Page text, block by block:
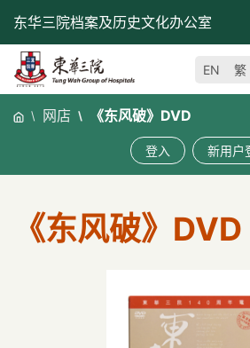
东华三院档案及历史文化办公室
EN 繁
网店 《东风破》DVD
登入 新用户
《东风破》DVD